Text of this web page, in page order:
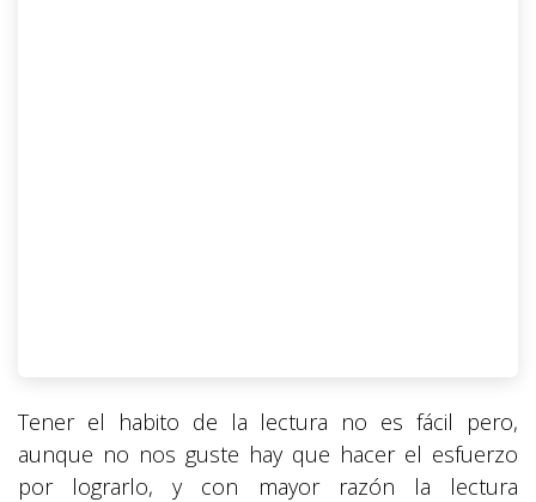
Tener el habito de la lectura no es fácil pero,
aunque no nos guste hay que hacer el esfuerzo
por lograrlo, y con mayor razón la lectura